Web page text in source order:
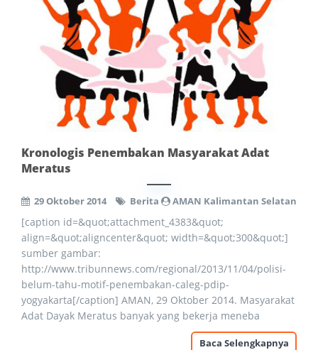
Kronologis Penembakan Masyarakat Adat
Meratus
29 Oktober 2014 Berita AMAN Kalimantan Selatan
[caption id=&quot;attachment_4383&quot;
align=&quot;aligncenter&quot; width=&quot;300&quot;]
sumber gambar:
http://www.tribunnews.com/regional/2013/11/04/polisi-
belum-tahu-motif-penembakan-caleg-pdip-
yogyakarta[/caption] AMAN, 29 Oktober 2014. Masyarakat
Adat Dayak Meratus banyak yang bekerja meneba
Baca Selengkapnya